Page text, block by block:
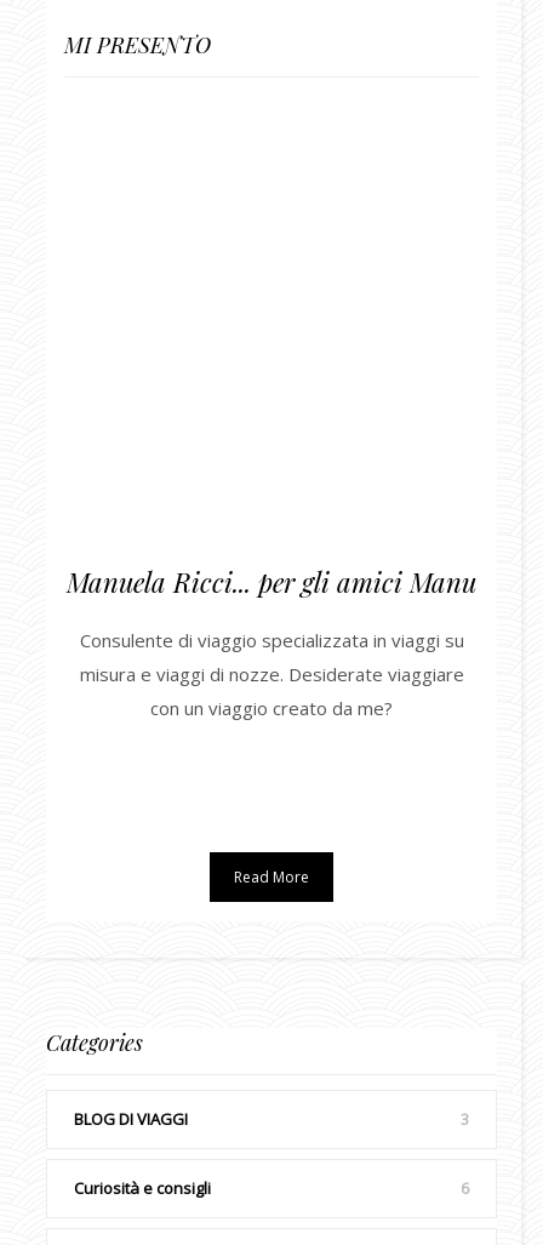
MI PRESENTO
Manuela Ricci... per gli amici Manu
Consulente di viaggio specializzata in viaggi su
misura e viaggi di nozze. Desiderate viaggiare
con un viaggio creato da me?
Read More
Categories
BLOG DI VIAGGI 3
Curiosità e consigli 6